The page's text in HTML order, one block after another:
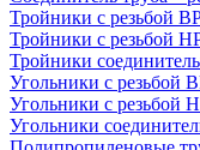
Тройники с резьбой
Тройники с резьбой
Тройники
Угольники с резьбой
Угольники с резьбой
Угольники